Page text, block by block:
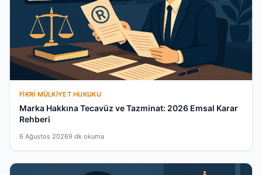
FIKRI MÜLKIYET HUKUKU
Marka Hakkına Tecavüz ve Tazminat: 2026 Emsal Karar
Rehberi
6 Ağustos 20269 dk okuma